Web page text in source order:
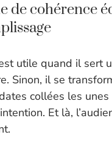
de cohérence
utile quand il sert
Sinon, il se
collées les unes
Et là,